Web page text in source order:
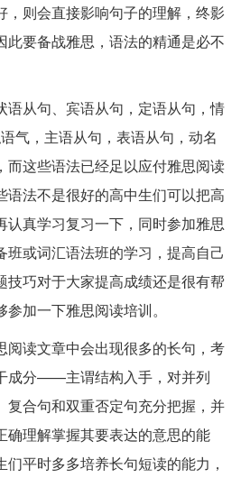
，则会直接影响句子的理解，终影
此要备战雅思，语法的精通是必不
语从句、宾语从句，定语从句，情
气，主语从句，表语从句，动名
而这些语法已经足以应付雅思阅读
语法不是很好的高中生们可以把高
认真学习复习一下，同时参加雅思
班或词汇语法班的学习，提高自己
技巧对于大家提高成绩还是很有帮
加一下雅思阅读培训。
阅读文章中会出现很多的长句，考
成分——主谓结构入手，对并列
复合句和双重否定句充分把握，并
确理解掌握其要表达的意思的能
平时多多培养长句短读的能力，